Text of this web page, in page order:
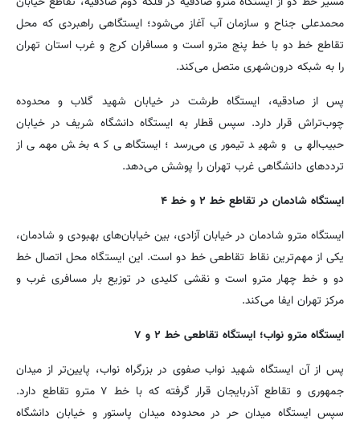
محمدعلی جناح و سازمان آب آغاز می‌شود؛ ایستگاهی راهبردی که محل
تقاطع خط دو با خط پنج مترو است و مسافران کرج و غرب استان تهران
را به شبکه درون‌شهری متصل می‌کند.
پس از صادقیه، ایستگاه طرشت در خیابان شهید گلاب و محدوده
چوب‌تراش قرار دارد. سپس قطار به ایستگاه دانشگاه شریف در خیابان
حبیب‌الهی و شهید تیموری می‌رسد؛ ایستگاهی که بخش مهمی از
ترددهای دانشگاهی غرب تهران را پوشش می‌دهد.
ایستگاه شادمان در تقاطع خط ۲ و خط ۴
ایستگاه مترو شادمان در خیابان آزادی، بین خیابان‌های بهبودی و شادمان،
یکی از مهم‌ترین نقاط تقاطعی خط دو است. این ایستگاه محل اتصال خط
دو و خط چهار مترو است و نقشی کلیدی در توزیع بار مسافری غرب و
مرکز تهران ایفا می‌کند.
ایستگاه مترو نواب؛ ایستگاه تقاطعی خط ۲ و ۷
پس از آن ایستگاه شهید نواب صفوی در بزرگراه نواب، پایین‌تر از میدان
جمهوری و تقاطع آذربایجان قرار گرفته که با خط ۷ مترو تقاطع دارد.
سپس ایستگاه میدان حر در محدوده میدان پاستور و خیابان دانشگاه